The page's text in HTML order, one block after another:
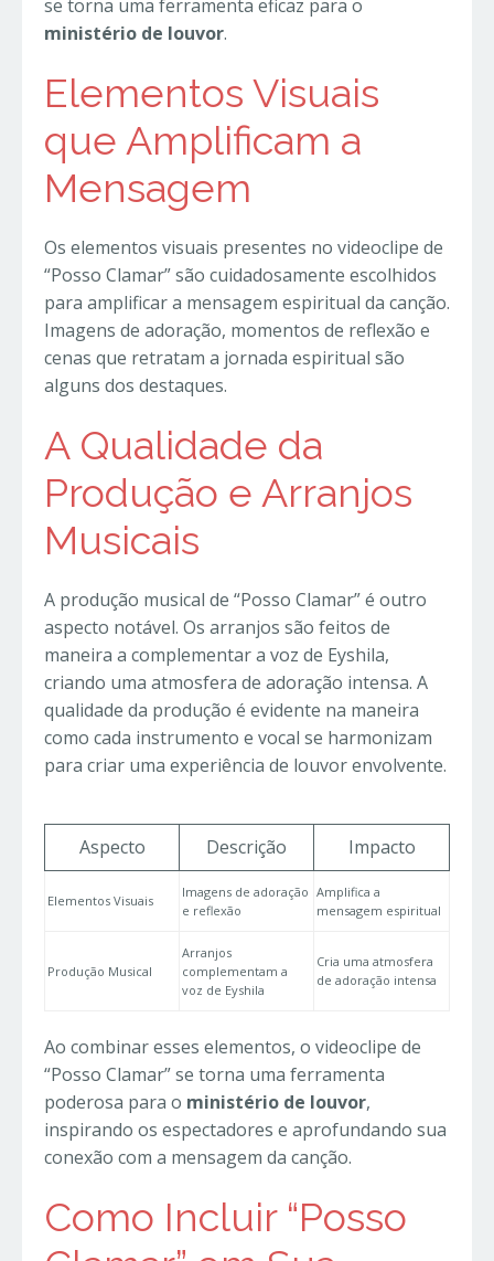
se torna uma ferramenta eficaz para o
ministério de louvor.
Elementos Visuais
que Amplificam a
Mensagem
Os elementos visuais presentes no videoclipe de
“Posso Clamar” são cuidadosamente escolhidos
para amplificar a mensagem espiritual da canção.
Imagens de adoração, momentos de reflexão e
cenas que retratam a jornada espiritual são
alguns dos destaques.
A Qualidade da
Produção e Arranjos
Musicais
A produção musical de “Posso Clamar” é outro
aspecto notável. Os arranjos são feitos de
maneira a complementar a voz de Eyshila,
criando uma atmosfera de adoração intensa. A
qualidade da produção é evidente na maneira
como cada instrumento e vocal se harmonizam
para criar uma experiência de louvor envolvente.
Aspecto Descrição Impacto
Elementos Visuais
Imagens de adoração
e reflexão
Amplifica a
mensagem espiritual
Produção Musical
Arranjos
complementam a
voz de Eyshila
Cria uma atmosfera
de adoração intensa
Ao combinar esses elementos, o videoclipe de
“Posso Clamar” se torna uma ferramenta
poderosa para o ministério de louvor,
inspirando os espectadores e aprofundando sua
conexão com a mensagem da canção.
Como Incluir “Posso